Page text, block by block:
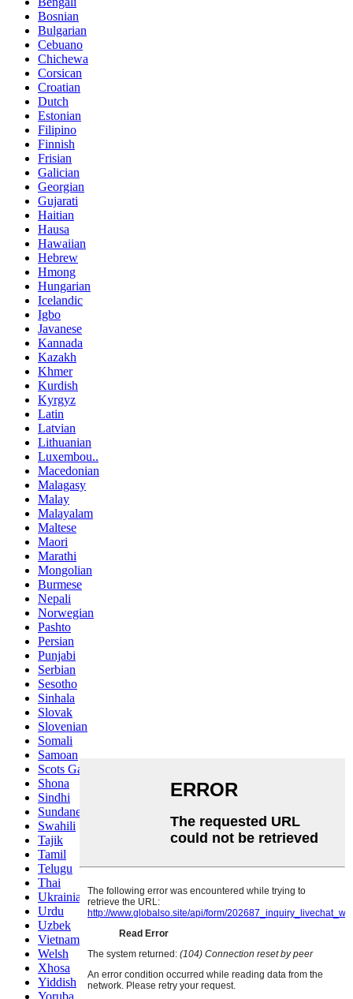
Bosnian
Bulgarian
Cebuano
Chichewa
Corsican
Croatian
Dutch
Estonian
Filipino
Finnish
Frisian
Galician
Georgian
Gujarati
Haitian
Hausa
Hawaiian
Hebrew
Hmong
Hungarian
Icelandic
Igbo
Javanese
Kannada
Kazakh
Khmer
Kurdish
Kyrgyz
Latin
Latvian
Lithuanian
Luxembou..
Macedonian
Malagasy
Malay
Malayalam
Maltese
Maori
Marathi
Mongolian
Burmese
Nepali
Norwegian
Pashto
Persian
Punjabi
Serbian
Sesotho
Sinhala
Slovak
Slovenian
Somali
Samoan
Scots Gaelic
Shona
Sindhi
Sundanese
Swahili
Tajik
Tamil
Telugu
Thai
Ukrainian
Urdu
Uzbek
Vietnamese
Welsh
Xhosa
Yiddish
Yoruba